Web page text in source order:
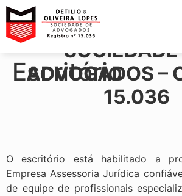
Escritório
DETILIO &
SOCIEDADE
ADVOGADOS –
15.036
O escritório está habilitado a
Empresa Assessoria Jurídica
de equipe de profissionais